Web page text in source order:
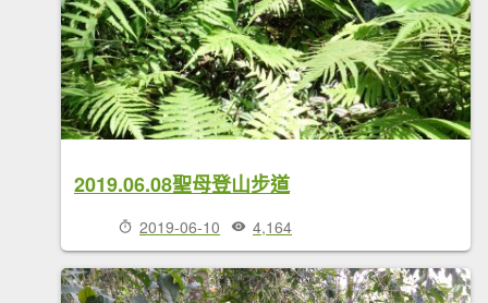
2019.06.08聖母登山步道
2019-06-10 4,164